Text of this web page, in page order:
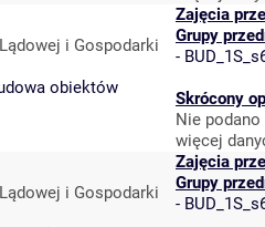
i Gospodarki
obiektów
Zajęcia
Grupy
-
Skrócony
Nie
więcej
i Gospodarki
Zajęcia
Grupy
-